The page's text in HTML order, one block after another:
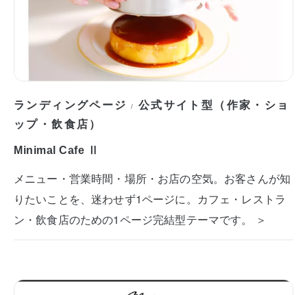
ランディングページ / 公式サイト型（作家・ショ
ップ・飲食店）
Minimal Cafe Ⅱ
メニュー・営業時間・場所・お店の空気。お客さんが知
りたいことを、迷わせず1ページに。カフェ・レストラ
ン・飲食店のための1ページ完結型テーマです。 ＞